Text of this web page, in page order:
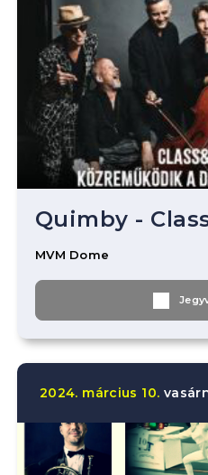
Quimby -
MVM Dome
2024. március 10.